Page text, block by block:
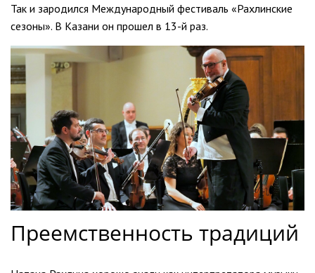
Так и зародился Международный фестиваль «Рахлинские
сезоны». В Казани он прошел в 13-й раз.
Преемственность традиций